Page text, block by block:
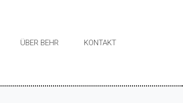
ÜBER BEHR KONTAKT